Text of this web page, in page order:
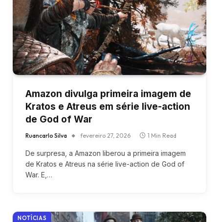
Amazon divulga primeira imagem de
Kratos e Atreus em série live-action
de God of War
Ruancarlo Silva fevereiro 27, 2026 1 Min Read
De surpresa, a Amazon liberou a primeira imagem
de Kratos e Atreus na série live-action de God of
War. E,…
NOTÍCIAS